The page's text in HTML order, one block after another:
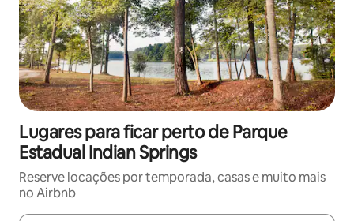
Lugares para ficar perto de Parque
Estadual Indian Springs
Reserve locações por temporada, casas e muito mais
no Airbnb